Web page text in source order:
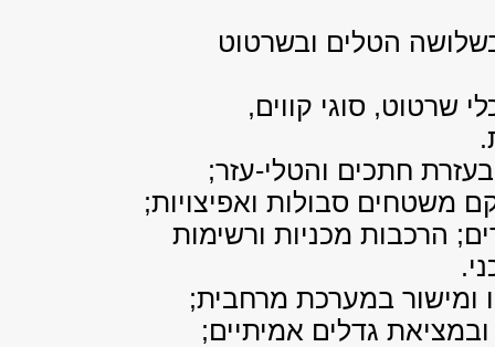
הטלים ובשרטוט
שרטוט, סוגי קווים,
חתכים והטלי-עזר;
משטחים סבולות ואפיצויות;
הרכבות מכניות ורשימות
ומישור במערכת מרחבית;
גדלים אמיתיים;